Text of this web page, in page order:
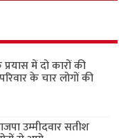
में दो कारों की
के चार लोगों की
उम्मीदवार सतीश